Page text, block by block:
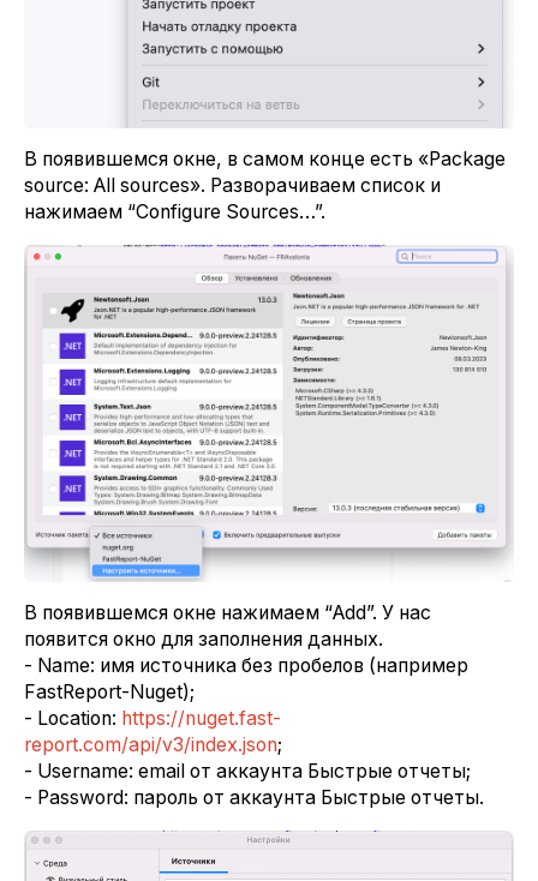
В появившемся окне, в самом конце есть «Package
source: All sources». Разворачиваем список и
нажимаем “Configure Sources…”.
В появившемся окне нажимаем “Add”. У нас
появится окно для заполнения данных.
- Name: имя источника без пробелов (например
FastReport-Nuget);
- Location: https://nuget.fast-
report.com/api/v3/index.json;
- Username: email от аккаунта Быстрые отчеты;
- Password: пароль от аккаунта Быстрые отчеты.